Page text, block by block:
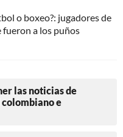
o boxeo?: jugadores de
fueron a los puños
las noticias de
e